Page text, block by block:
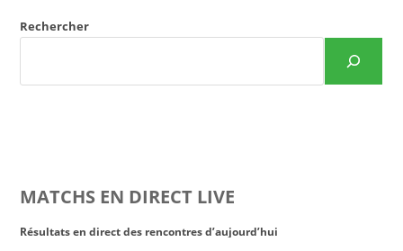
Rechercher
MATCHS EN DIRECT LIVE
Résultats en direct des rencontres d’aujourd’hui